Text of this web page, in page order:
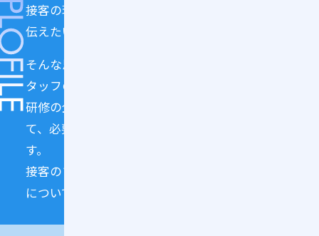
接客の現場で感じた喜びや楽しさを、より多くの人に
伝えたい——。
そんな思いを胸に、人材開発部の教育担当として、ス
タッフの成長を支えるYさん。
研修の企画・運営や、マニュアル・動画の制作を通し
て、必要なスキルを楽しく学べる環境を整備していま
す。
接客のプロを育てる、様々な学びを開発する取り組み
について聞きました。